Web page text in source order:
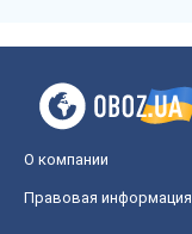
О компании
Правовая информация